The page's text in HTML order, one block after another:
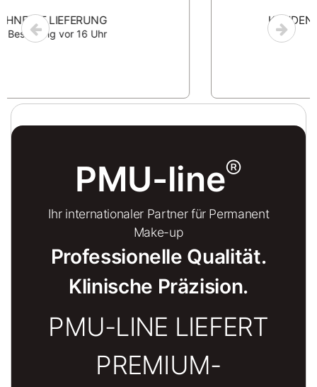
KUNDENSERVICE UND SUPPORT
PMU-line®
Ihr internationaler Partner für Permanent
Make-up
Professionelle Qualität.
Klinische Präzision.
PMU-LINE LIEFERT
PREMIUM-